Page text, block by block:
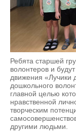
Ребята старшей
волонтеров и
движения «Лучики
дошкольного
главной целью
нравственной
творческим
другими людьми.